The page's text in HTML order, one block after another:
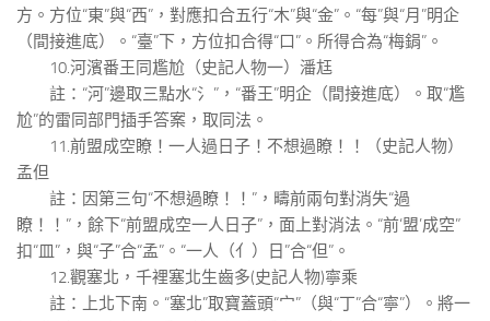
方。方位“東”與“西”，對應扣合五行“木”與“金”。“每”與“月”明企
（間接進底）。“臺”下，方位扣合得“口”。所得合為“梅鋗”。
10.河濱番王同尷尬（史記人物一）潘尪
註：“河”邊取三點水“氵”，“番王”明企（間接進底）。取“尷
尬”的雷同部門插手答案，取同法。
11.前盟成空瞭！一人過日子！不想過瞭！！（史記人物）
孟但
註：因第三句“不想過瞭！！”，疇前兩句對消失“過
瞭！！”，餘下“前盟成空一人日子”，面上對消法。“前‘盟’成空”
扣“皿”，與“子”合“孟”。“一人（亻）日”合“但”。
12.觀塞北，千裡塞北生齒多(史記人物)寧乘
註：上北下南。“塞北”取寶蓋頭“宀”（與“丁”合“寧”）。將一